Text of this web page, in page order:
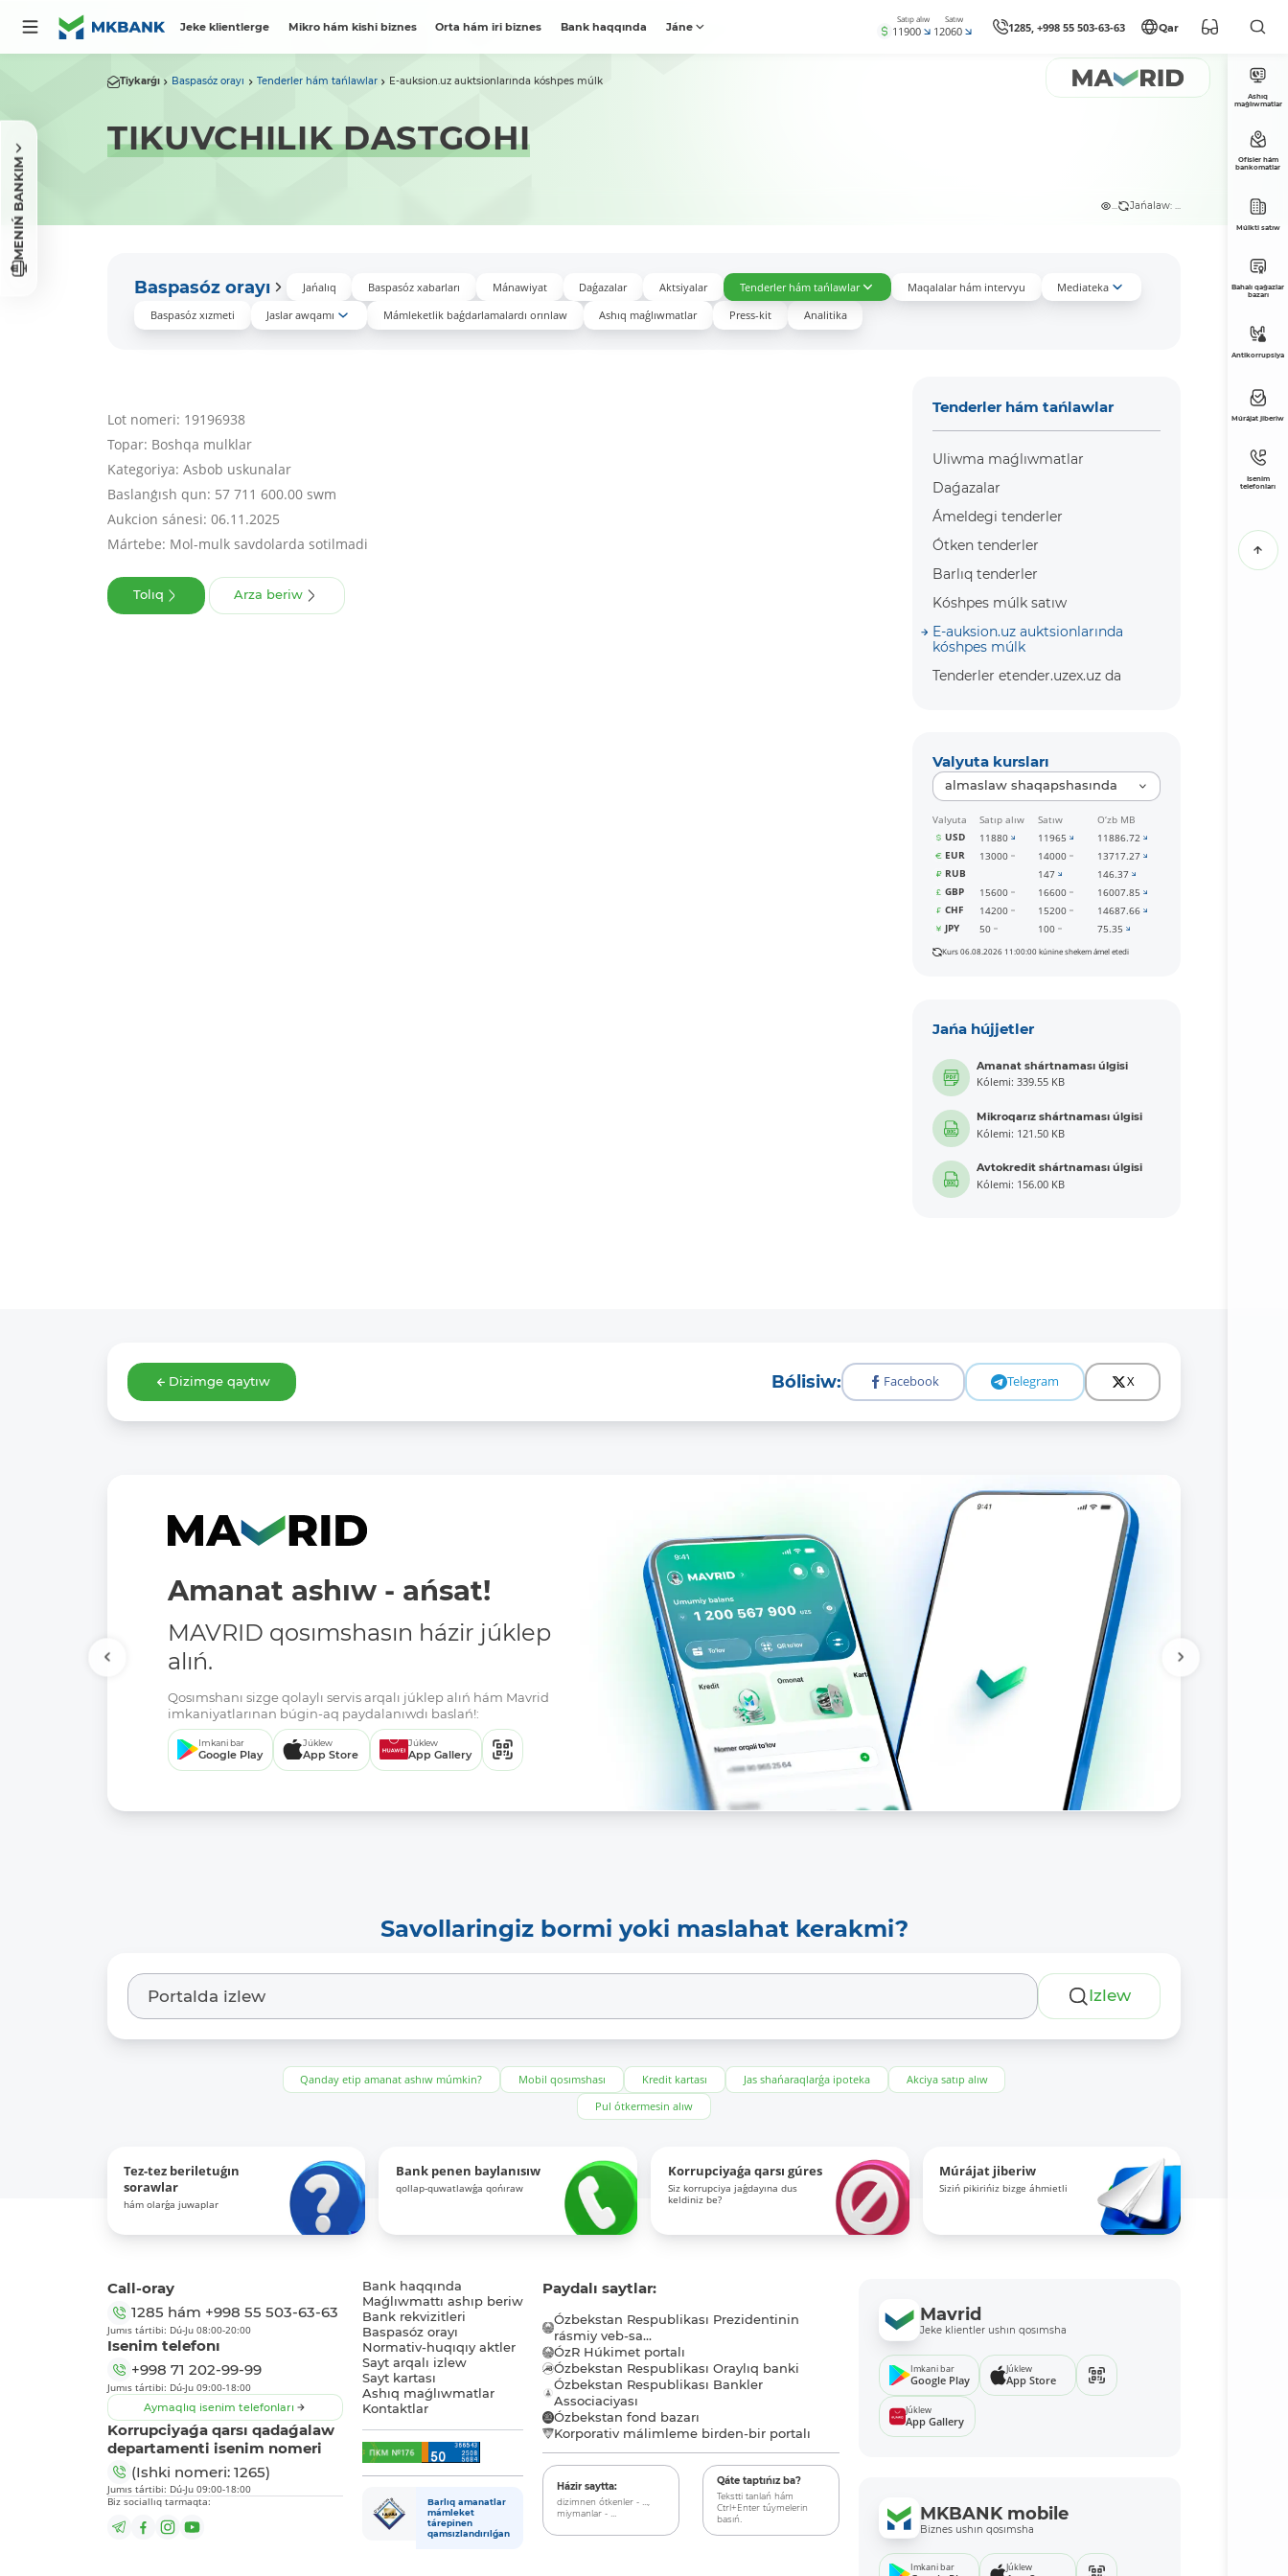
Jeke klientlerge Mikro hám kishi biznes Orta hám iri biznes Bank haqqında Jáne
Satıp alıw
11900
Satıw
12060 1285, +998 55 503-63-63 Qar
MENIŃ BANKIM
Tiykarǵı Baspasóz orayı Tenderler hám tańlawlar E-auksion.uz auktsionlarında kóshpes múlk
TIKUVCHILIK DASTGOHI
... Jańalaw: ...
Baspasóz orayı Jańalıq Baspasóz xabarları Mánawiyat Daǵazalar Aktsiyalar Tenderler hám tańlawlar Maqalalar hám intervyu
Mediateka
Baspasóz xızmeti
Jaslar awqamı Mámleketlik baǵdarlamalardı orınlaw Ashıq maǵlıwmatlar Press-kit Analitika
Lot nomeri: 19196938
Topar: Boshqa mulklar
Kategoriya: Asbob uskunalar
Baslanǵısh qun: 57 711 600.00 swm
Aukcion sánesi: 06.11.2025
Mártebe: Mol-mulk savdolarda sotilmadi
Tolıq Arza beriw
Tenderler hám tańlawlar
Uliwma maǵlıwmatlar
Daǵazalar
Ámeldegi tenderler
Ótken tenderler
Barlıq tenderler
Kóshpes múlk satıw
E-auksion.uz auktsionlarında
kóshpes múlk
Tenderler etender.uzex.uz da
Valyuta kursları
almaslaw shaqapshasında
Valyuta Satıp alıw Satıw
O‘zb MB
USD
11880 11965
11886.72
EUR
13000 14000
13717.27
RUB
147
146.37
GBP
15600 16600
16007.85
CHF
14200 15200
14687.66
JPY
50 100 75.35
Kurs 06.08.2026 11:00:00 kúnine shekem ámel etedi
Jańa hújjetler
Amanat shártnaması úlgisi
Kólemi: 339.55 KB
Mikroqarız shártnaması úlgisi
Kólemi: 121.50 KB
Avtokredit shártnaması úlgisi
Kólemi: 156.00 KB
Dizimge qaytıw Bólisiw: Facebook Telegram X
Amanat ashıw - ańsat!
MAVRID qosımshasın házir júklep
alıń.
Qosımshanı sizge qolaylı servis arqalı júklep alıń hám Mavrid
imkaniyatlarınan búgin-aq paydalanıwdı baslań!:
Imkani bar
Google Play
Júklew
App Store
Júklew
App Gallery
Savollaringiz bormi yoki maslahat kerakmi?
Izlew
Qanday etip amanat ashıw múmkin? Mobil qosımshası Kredit kartası Jas shańaraqlarǵa ipoteka
Akciya satıp alıw
Pul ótkermesin alıw
Tez-tez beriletuǵın
sorawlar
hám olarǵa juwaplar
Bank penen baylanısıw
qollap-quwatlawǵa qońıraw
Korrupciyaǵa qarsı gúres
Siz korrupciya jaǵdayına dus
keldiniz be?
Múrájat jiberiw
Siziń pikirińiz bizge áhmietli
Ashıq
maǵlıwmatlar
Ofisler hám
bankomatlar
Múlkti satıw
Bahalı qaǵazlar
bazarı
Antikorrupsiya
Múrájat jiberiw
Isenim
telefonları
Call-oray
1285 hám +998 55 503-63-63
Jumıs tártibi: Dú-Ju 08:00-20:00
Isenim telefonı
+998 71 202-99-99
Jumıs tártibi: Dú-Ju 09:00-18:00
Aymaqlıq isenim telefonları
Korrupciyaǵa qarsı qadaǵalaw
departamenti isenim nomeri
(Ishki nomeri: 1265)
Jumıs tártibi: Dú-Ju 09:00-18:00
Biz sociallıq tarmaqta:
Bank haqqında
Maǵlıwmattı ashıp beriw
Bank rekvizitleri
Baspasóz orayı
Normativ-huqıqıy aktler
Sayt arqalı izlew
Sayt kartası
Ashıq maǵlıwmatlar
Kontaktlar
Barlıq amanatlar
mámleket
tárepinen
qamsızlandırılǵan
Paydalı saytlar:
Ózbekstan Respublikası Prezidentinin
rásmiy veb-sa...
ÓzR Húkimet portalı
Ózbekstan Respublikası Oraylıq banki
Ózbekstan Respublikası Bankler
Associaciyası
Ózbekstan fond bazarı
Korporativ málimleme birden-bir portalı
Házir saytta:
dizimnen ótkenler - ...,
miymanlar - ...
Qáte taptıńız ba?
Tekstti tanlań hám
Ctrl+Enter túymelerin
basıń.
Mavrid
Jeke klientler ushın qosımsha
Imkani bar
Google Play
Júklew
App Store
Júklew
App Gallery
MKBANK mobile
Biznes ushın qosımsha
Imkani bar Júklew